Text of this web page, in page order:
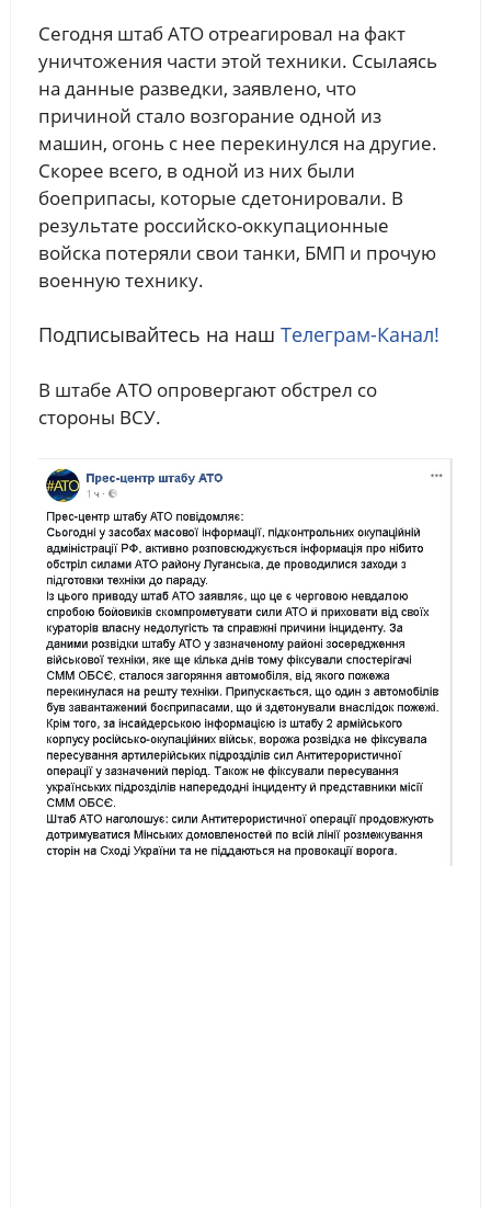
Сегодня штаб АТО отреагировал на факт
уничтожения части этой техники. Ссылаясь
на данные разведки, заявлено, что
причиной стало возгорание одной из
машин, огонь с нее перекинулся на другие.
Скорее всего, в одной из них были
боеприпасы, которые сдетонировали. В
результате российско-оккупационные
войска потеряли свои танки, БМП и прочую
военную технику.
Подписывайтесь на наш Телеграм-Канал!
В штабе АТО опровергают обстрел со
стороны ВСУ.